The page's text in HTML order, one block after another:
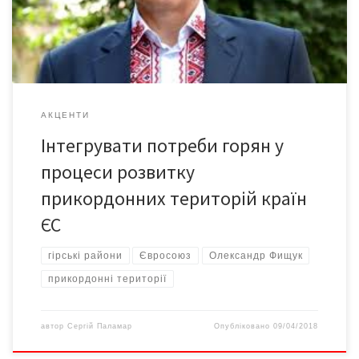
Бургенландом, а також з Баварією та іншими партнерами в ЄС
у єврорегіонах […]
АКЦЕНТИ
Інтегрувати потреби горян у
процеси розвитку
прикордонних територій країн
ЄС
гірські райони Євросоюз Олександр Фищук
прикордонні території
автор Сергій Паламар Опубліковано09/04/2018